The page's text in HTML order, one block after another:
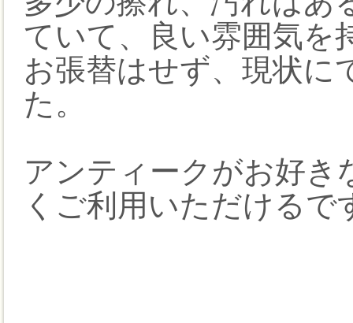
ていて、良い雰囲気を
お張替はせず、現状に
た。
アンティークがお好き
くご利用いただけるで